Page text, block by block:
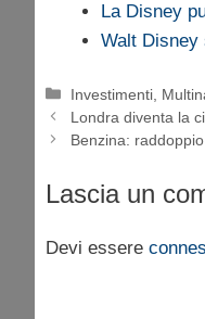
La Disney
Walt
Categorie
Investimenti
Londra diventa la
Benzina:
Lascia un
Devi essere